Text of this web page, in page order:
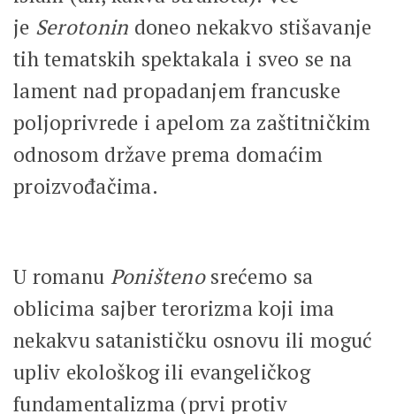
je Serotonin doneo nekakvo stišavanje
tih tematskih spektakala i sveo se na
lament nad propadanjem francuske
poljoprivrede i apelom za zaštitničkim
odnosom države prema domaćim
proizvođačima.
U romanu Poništenosrećemo sa
oblicima sajber terorizma koji ima
nekakvu satanističku osnovu ili moguć
upliv ekološkog ili evangeličkog
fundamentalizma (prvi protiv